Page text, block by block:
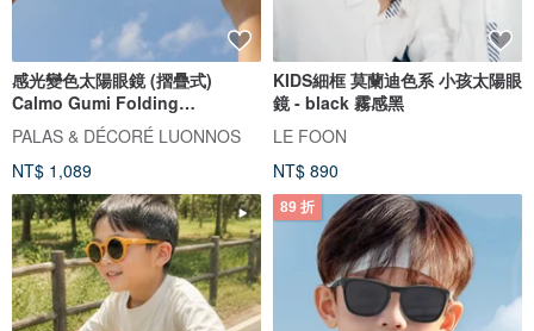
感光變色太陽眼鏡 (摺疊式)
Calmo Gumi Folding
Photochromic Sunglasses
PALAS & DÉCORÉ LUONNOS
NT$ 1,089
KIDS細框 莫蘭迪色系 小孩太陽眼
鏡 - black 霧感黑
LE FOON
NT$ 890
89 折